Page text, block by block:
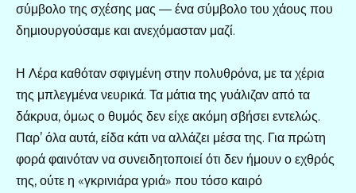
σύμβολο της σχέσης μας — ένα σύμβολο του χάους που
δημιουργούσαμε και ανεχόμασταν μαζί.
Η Λέρα καθόταν σφιγμένη στην πολυθρόνα, με τα χέρια
της μπλεγμένα νευρικά. Τα μάτια της γυάλιζαν από τα
δάκρυα, όμως ο θυμός δεν είχε ακόμη σβήσει εντελώς.
Παρ’ όλα αυτά, είδα κάτι να αλλάζει μέσα της. Για πρώτη
φορά φαινόταν να συνειδητοποιεί ότι δεν ήμουν ο εχθρός
της, ούτε η «γκρινιάρα γριά» που τόσο καιρό